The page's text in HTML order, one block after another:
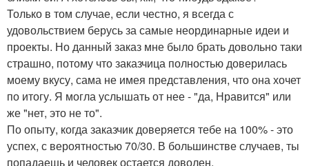
Только в том случае, если честно, я всегда с
удовольствием берусь за самые неординарные идеи и
проекты. Но данный заказ мне было брать довольно таки
страшно, потому что заказчица полностью доверилась
моему вкусу, сама не имея представления, что она хочет
по итогу. Я могла услышать от нее - "да, Нравится" или
же "нет, это не то".
По опыту, когда заказчик доверяется тебе на 100% - это
успех, с вероятностью 70/30. В большинстве случаев, ты
попадаешь и человек остается доволен.